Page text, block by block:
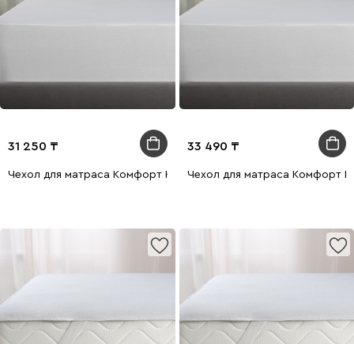
31 250
Чехол для матраса Комфорт Кавер 160x200
33 490
Чехол для матраса Комфорт